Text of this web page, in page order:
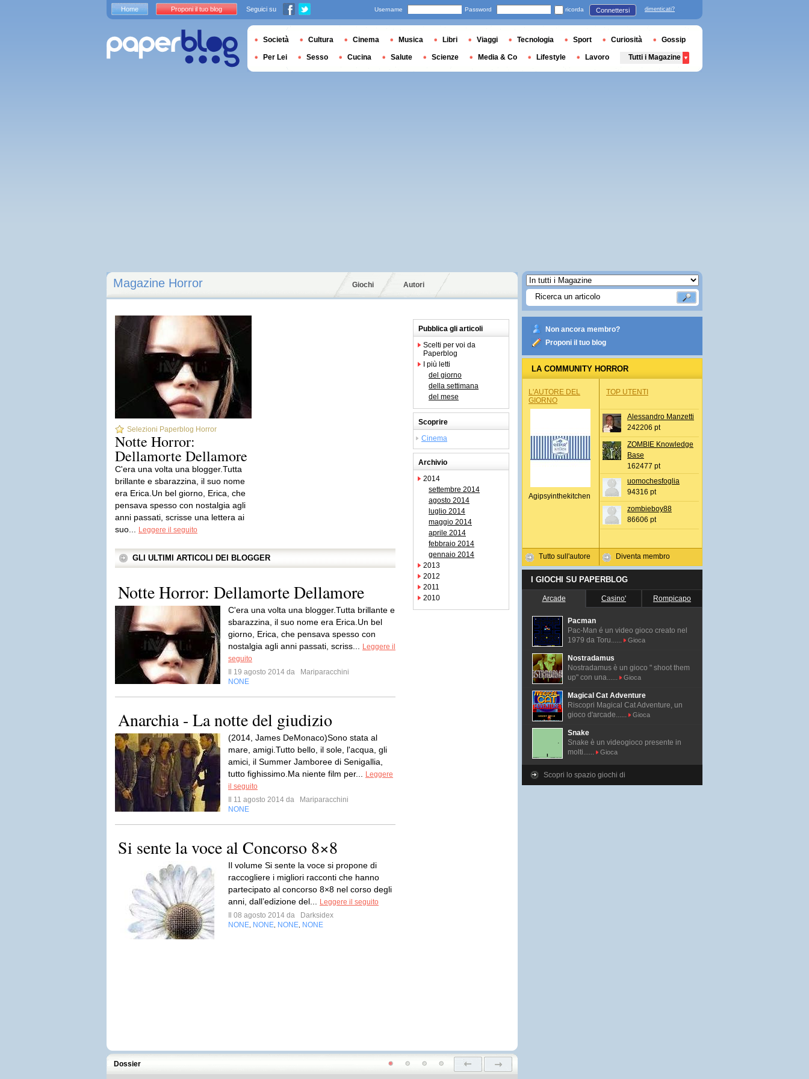
Magazine Horror Giochi Autori
Selezioni Paperblog Horror
Notte Horror:
Dellamorte Dellamore
C'era una volta una blogger.Tutta
brillante e sbarazzina, il suo nome
era Erica.Un bel giorno, Erica, che
pensava spesso con nostalgia agli
anni passati, scrisse una lettera ai
suo...
Leggere il seguito
GLI ULTIMI ARTICOLI DEI BLOGGER
Notte Horror: Dellamorte Dellamore
C'era una volta una blogger.Tutta brillante e
sbarazzina, il suo nome era Erica.Un bel
giorno, Erica, che pensava spesso con
nostalgia agli anni passati, scriss...
Leggere il
seguito
Il 19 agosto 2014 da
Mariparacchini
NONE
Anarchia - La notte del giudizio
(2014, James DeMonaco)Sono stata al
mare, amigi.Tutto bello, il sole, l'acqua, gli
amici, il Summer Jamboree di Senigallia,
tutto fighissimo.Ma niente film per...
Leggere
il seguito
Il 11 agosto 2014 da
Mariparacchini
NONE
Si sente la voce al Concorso 8×8
Il volume Si sente la voce si propone di
raccogliere i migliori racconti che hanno
partecipato al concorso 8×8 nel corso degli
anni, dall’edizione del...
Leggere il seguito
Il 08 agosto 2014 da
Darksidex
NONE NONE NONE NONE
Pubblica gli articoli
Scelti per voi da
Paperblog
I più letti
del giorno
della settimana
del mese
Scoprire
Cinema
Archivio
2014
settembre 2014
agosto 2014
luglio 2014
maggio 2014
aprile 2014
febbraio 2014
gennaio 2014
2013
2012
2011
2010
Dossier
Non ancora membro?
Proponi il tuo blog
LA COMMUNITY HORROR
L'AUTORE DEL
GIORNO
Agipsyinthekitchen
Tutto sull'autore
TOP UTENTI
Alessandro Manzetti
242206 pt
ZOMBIE Knowledge
Base
162477 pt
uomochesfoglia
94316 pt
zombieboy88
86606 pt
Diventa membro
I GIOCHI SU PAPERBLOG
Arcade Casino' Rompicapo
Pacman
Pac-Man é un video gioco creato nel
1979 da Toru......
Gioca
Nostradamus
Nostradamus è un gioco " shoot them
up" con una......
Gioca
Magical Cat Adventure
Riscopri Magical Cat Adventure, un
gioco d'arcade......
Gioca
Snake
Snake è un videogioco presente in
molti......
Gioca
Scopri lo spazio giochi di
Home Proponi il tuo blog Seguici su Username Password ricorda Connettersi dimenticati?
Società Cultura Cinema Musica Libri Viaggi Tecnologia Sport Curiosità Gossip
Per Lei Sesso Cucina Salute Scienze Media & Co Lifestyle Lavoro Tutti i Magazine